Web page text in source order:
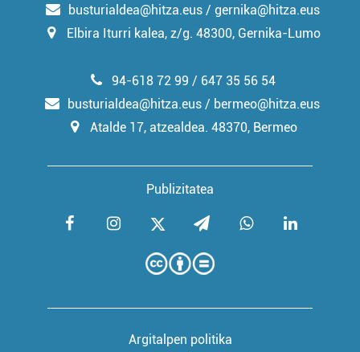
busturialdea@hitza.eus / gernika@hitza.eus
Elbira Iturri kalea, z/g. 48300, Gernika-Lumo
Publizitatea
94-618 72 99 / 647 35 56 54
busturialdea@hitza.eus / bermeo@hitza.eus
Atalde 17, atzealdea. 48370, Bermeo
Argitalpen politika